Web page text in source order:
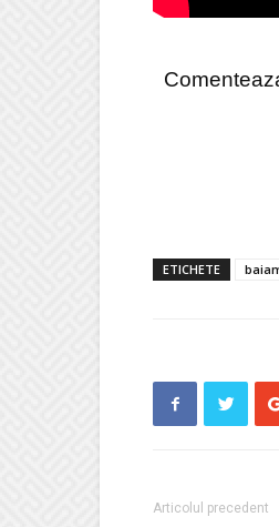
ETICHETE
Articolul precedent